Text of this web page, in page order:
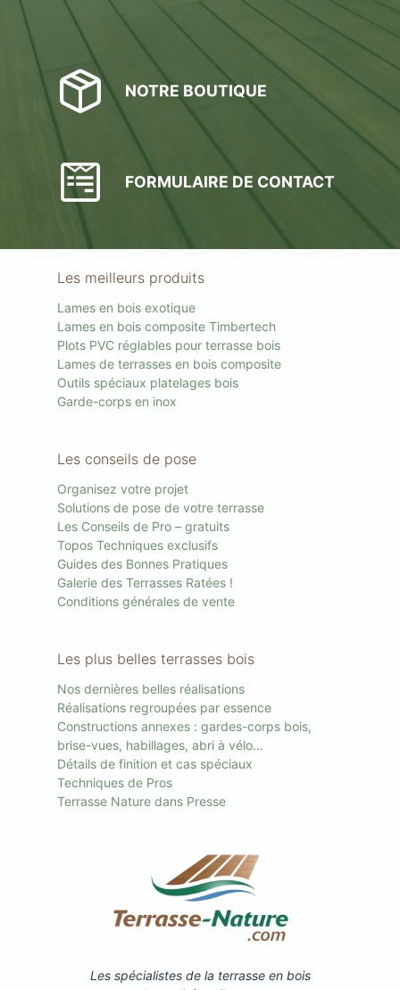
NOTRE BOUTIQUE
FORMULAIRE DE CONTACT
Les meilleurs produits
Lames en bois exotique
Lames en bois composite Timbertech
Plots PVC réglables pour terrasse bois
Lames de terrasses en bois composite
Outils spéciaux platelages bois
Garde-corps en inox
Les conseils de pose
Organisez votre projet
Solutions de pose de votre terrasse
Les Conseils de Pro – gratuits
Topos Techniques exclusifs
Guides des Bonnes Pratiques
Galerie des Terrasses Ratées !
Conditions générales de vente
Les plus belles terrasses bois
Nos dernières belles réalisations
Réalisations regroupées par essence
Constructions annexes : gardes-corps bois,
brise-vues, habillages, abri à vélo…
Détails de finition et cas spéciaux
Techniques de Pros
Terrasse Nature dans Presse
Les spécialistes de la terrasse en bois